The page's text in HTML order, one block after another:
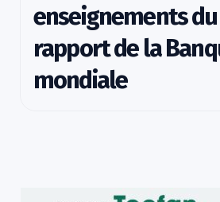
enseignements
rapport de la
mondiale